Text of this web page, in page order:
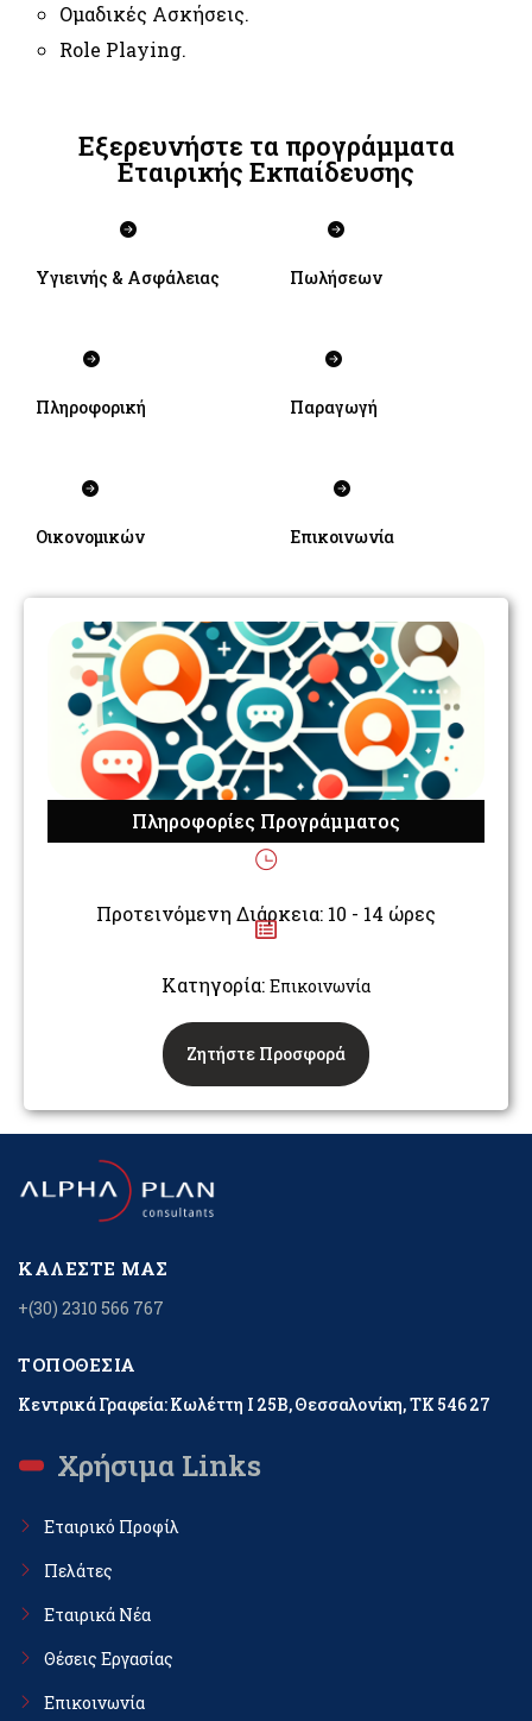
Ομαδικές Ασκήσεις.
Role Playing.
Εξερευνήστε τα προγράμματα
Εταιρικής Εκπαίδευσης
Υγιεινής & Ασφάλειας Πωλήσεων
Πληροφορική Παραγωγή
Οικονομικών Επικοινωνία
Πληροφορίες Προγράμματος
Προτεινόμενη Διάρκεια: 10 - 14 ώρες
Κατηγορία: Επικοινωνία
Ζητήστε Προσφορά
ΚΑΛΈΣΤΕ ΜΑΣ
+(30) 2310 566 767
ΤΟΠΟΘΕΣΊΑ
Κεντρικά Γραφεία: Κωλέττη Ι 25Β, Θεσσαλονίκη, ΤΚ 546 27
Χρήσιμα Links
Εταιρικό Προφίλ
Πελάτες
Εταιρικά Νέα
Θέσεις Εργασίας
Επικοινωνία